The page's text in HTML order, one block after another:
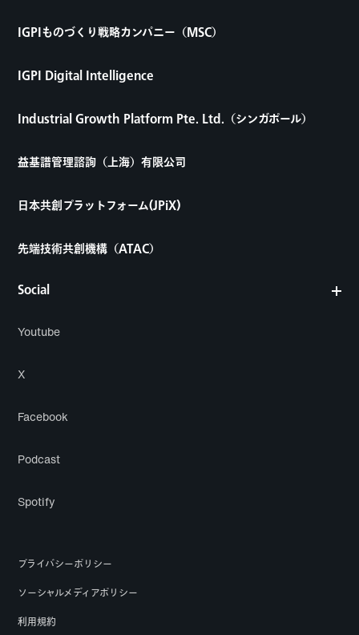
Social
Youtube
X
Facebook
Podcast
Spotify
IGPIものづくり戦略カンパニー（MSC）
IGPI Digital Intelligence
Industrial Growth Platform Pte. Ltd.（シンガポール）
益基譜管理諮詢（上海）有限公司
日本共創プラットフォーム(JPiX)
先端技術共創機構（ATAC）
プライバシーポリシー
ソーシャルメディアポリシー
利用規約